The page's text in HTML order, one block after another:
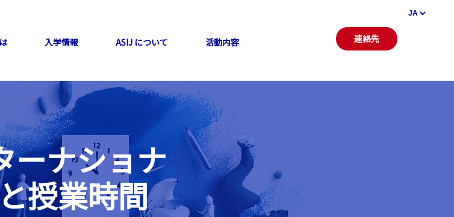
入学情報 ASIJ について 活動内容 連絡先
ーナショナ
授業時間